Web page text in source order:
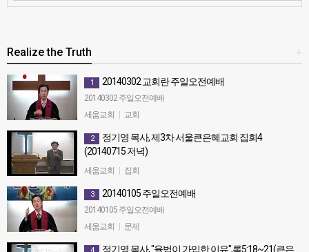
+
Realize the Truth
1 20140302 교회란 주일오전예배
20140302 주일오전예배
세움교회 | 교회
2
정기영 목사, 제3차 서울큰은혜교회 집회4
(20140715 저녁)
정기영 목사, 제3차 서울큰은혜교회 집회4 (20140715 저녁)
세움교회 | 집회
3 20140105 주일오전예배
20140105 주일오전예배
세움교회 | 문제
4
정기영 목사, "율법이 가입한 이유",롬5:18~21(큰은